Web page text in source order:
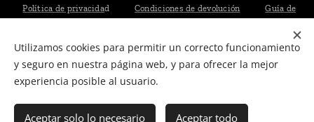
Añadir a la cesta
Política de privacidad Condiciones de devolución
Guía de
Utilizamos cookies para permitir un correcto funcionamiento
y seguro en nuestra página web, y para ofrecer la mejor
experiencia posible al usuario.
Aceptar solo lo necesario Aceptar todo